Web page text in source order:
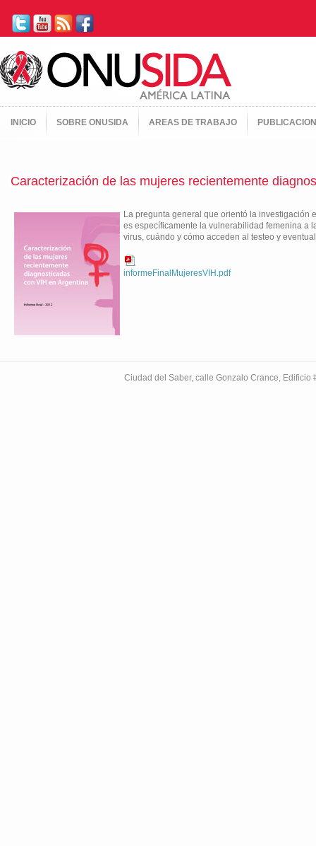
INICIO SOBRE ONUSIDA AREAS DE TRABAJO
Caracterización de las mujeres recientemente
La pregunta general que orientó la investigación
es específicamente la vulnerabilidad femenina a
virus, cuándo y cómo acceden al testeo y
informeFinalMujeresVIH.pdf
Ciudad del Saber, calle Gonzalo Crance,